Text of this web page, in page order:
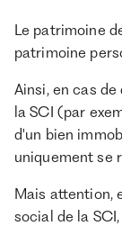
Le patrimoine
patrimoine
Ainsi, en cas
la SCI (par
d'un bien
uniquement se
Mais attention,
social de la